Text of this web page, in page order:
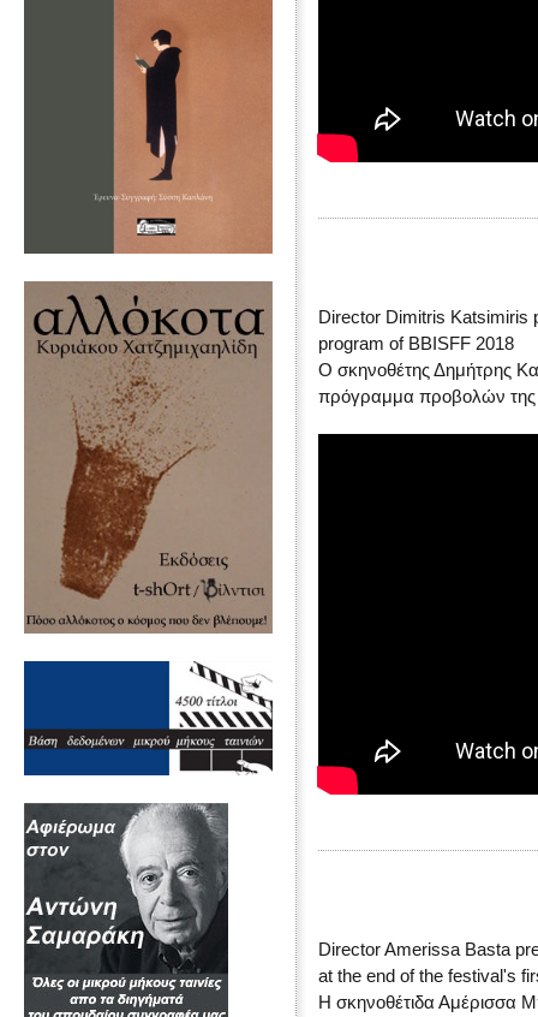
Director Dimitris Katsimiris
program of BBISFF 2018
Ο σκηνοθέτης Δημήτρης
πρόγραμμα προβολών της
Director Amerissa Basta
at the end of the festival's
Η σκηνοθέτιδα Αμέρισσα